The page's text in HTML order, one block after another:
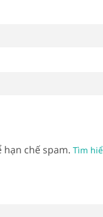
hạn chế spam. Tìm